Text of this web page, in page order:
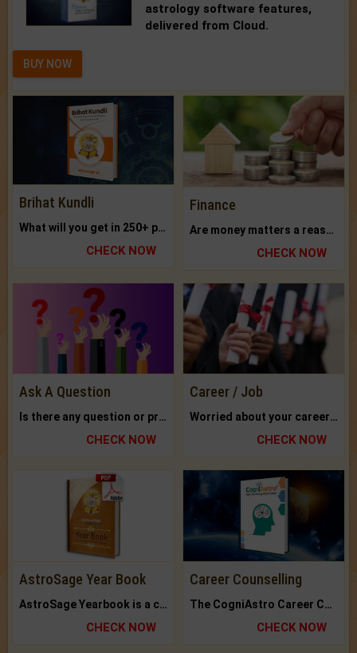
astrology software features,
delivered from Cloud.
BUY NOW
Brihat Kundli
What will you get in 250+ pages Colored Brihat Kundli.
CHECK NOW
Finance
Are money matters a reason for the dark-circles under your eyes?
CHECK NOW
Ask A Question
Is there any question or problem lingering.
CHECK NOW
Career / Job
Worried about your career? don't know what is.
CHECK NOW
AstroSage Year Book
AstroSage Yearbook is a channel to fulfill your dreams and destiny.
CHECK NOW
Career Counselling
The CogniAstro Career Counselling Report is the most comprehensive report available on this topic.
CHECK NOW